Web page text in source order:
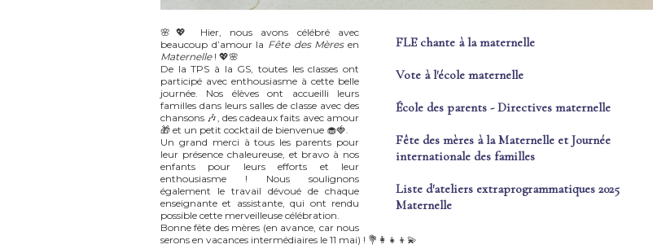
FLE chante à la maternelle
Vote à l'école maternelle
École des parents - Directives maternelle
Fête des mères à la Maternelle et Journée
internationale des familles
Liste d'ateliers extraprogrammatiques 2025
Maternelle
🌸💖 Hier, nous avons célébré avec
beaucoup d’amour la Fête des Mèresen
Maternelle! 💖🌸
De la TPS à la GS, toutes les classes ont
participé avec enthousiasme à cette belle
journée. Nos élèves ont accueilli leurs
familles dans leurs salles de classe avec des
chansons 🎶, des cadeaux faits avec amour
🎁 et un petit cocktail de bienvenue 🧁🍓.
Un grand merci à tous les parents pour
leur présence chaleureuse, et bravo à nos
enfants pour leurs efforts et leur
enthousiasme ! Nous soulignons
également le travail dévoué de chaque
enseignante et assistante, qui ont rendu
possible cette merveilleuse célébration.
Bonne fête des mères (en avance, car nous
serons en vacances intermédiaires le 11 mai) ! 💐👩‍👧‍👦💫